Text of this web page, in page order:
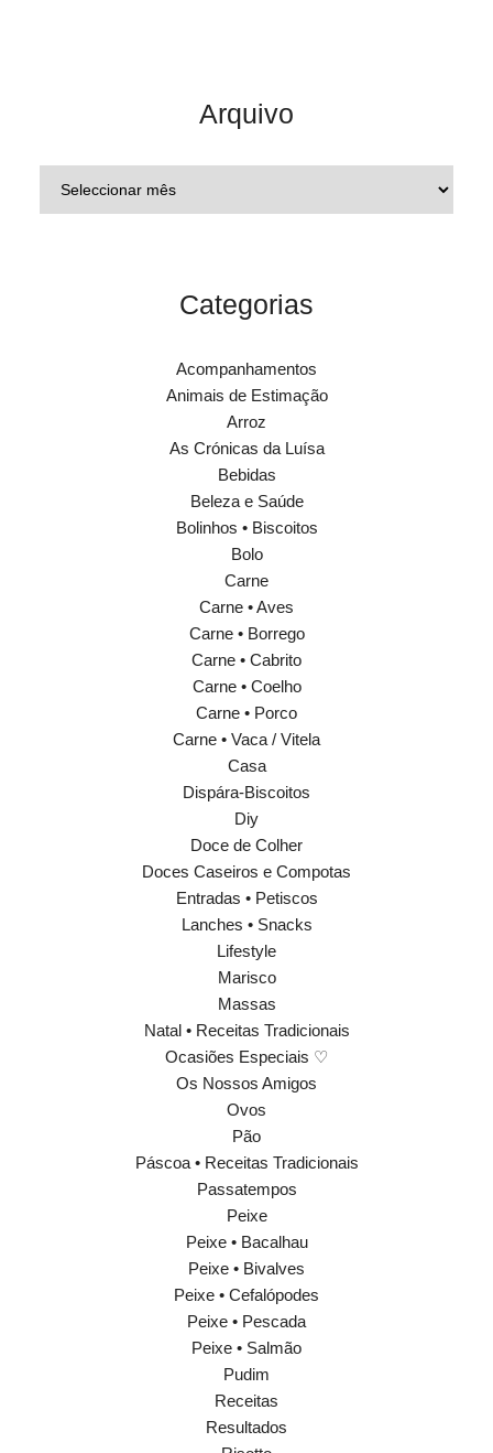
Arquivo
Categorias
Acompanhamentos
Animais de Estimação
Arroz
As Crónicas da Luísa
Bebidas
Beleza e Saúde
Bolinhos • Biscoitos
Bolo
Carne
Carne • Aves
Carne • Borrego
Carne • Cabrito
Carne • Coelho
Carne • Porco
Carne • Vaca / Vitela
Casa
Dispára-Biscoitos
Diy
Doce de Colher
Doces Caseiros e Compotas
Entradas • Petiscos
Lanches • Snacks
Lifestyle
Marisco
Massas
Natal • Receitas Tradicionais
Ocasiões Especiais ♡
Os Nossos Amigos
Ovos
Pão
Páscoa • Receitas Tradicionais
Passatempos
Peixe
Peixe • Bacalhau
Peixe • Bivalves
Peixe • Cefalópodes
Peixe • Pescada
Peixe • Salmão
Pudim
Receitas
Resultados